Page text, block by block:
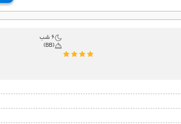
6 شب
(BB)